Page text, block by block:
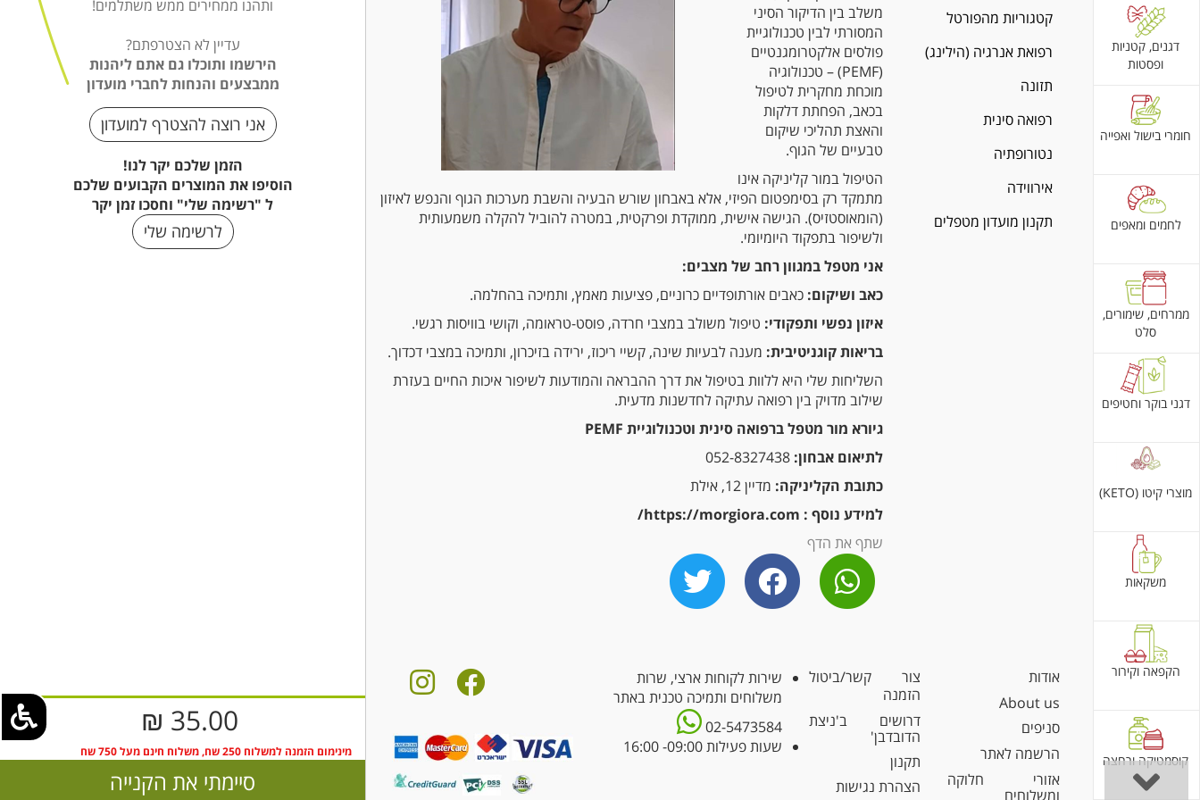
דגנים, קטניות
ופסטות
חומרי בישול ואפייה
לחמים ומאפים
ממרחים, שימורים,
סלט
דגני בוקר וחטיפים
מוצרי קיטו (KETO)
משקאות
הקפאה וקירור
קוסמטיקה ורחצה
משלב בין הדיקור הסיני
המסורתי לבין טכנולוגיית
פולסים אלקטרומגנטיים
(PEMF) – טכנולוגיה
מוכחת מחקרית לטיפול
בכאב, הפחתת דלקות
והאצת תהליכי שיקום
טבעיים של הגוף.
הטיפול במור קליניקה אינו
מתמקד רק בסימפטום הפיזי, אלא באבחון שורש הבעיה והשבת מערכות הגוף והנפש לאיזון
(הומאוסטזיס). הגישה אישית, ממוקדת ופרקטית, במטרה להוביל להקלה משמעותית
ולשיפור בתפקוד היומיומי.
אני מטפל במגוון רחב של מצבים:
כאב ושיקום: כאבים אורתופדיים כרוניים, פציעות מאמץ, ותמיכה בהחלמה.
איזון נפשי ותפקודי: טיפול משולב במצבי חרדה, פוסט-טראומה, וקושי בוויסות רגשי.
בריאות קוגניטיבית: מענה לבעיות שינה, קשיי ריכוז, ירידה בזיכרון, ותמיכה במצבי דכדוך.
השליחות שלי היא ללוות בטיפול את דרך ההבראה והמודעות לשיפור איכות החיים בעזרת
שילוב מדויק בין רפואה עתיקה לחדשנות מדעית.
גיורא מור מטפל ברפואה סינית וטכנולוגיית PEMF
לתיאום אבחון:
כתובת הקליניקה: מדיין 12, אילת
למידע נוסף : https://morgiora.com/
שתף את הדף
קטגוריות מהפורטל
רפואת אנרגיה (הילינג)
תזונה
רפואה סינית
נטורופתיה
אירווידה
תקנון מועדון מטפלים
אודות
About us
סניפים
הרשמה לאתר
אזורי חלוקה
ומשלוחים
צור קשר/ביטול
הזמנה
דרושים ב'ניצת
הדובדבן'
תקנון
הצהרת נגישות
שירות לקוחות ארצי, שרות
משלוחים ותמיכה טכנית באתר
02-5473584
שעות פעילות 09:00- 16:00